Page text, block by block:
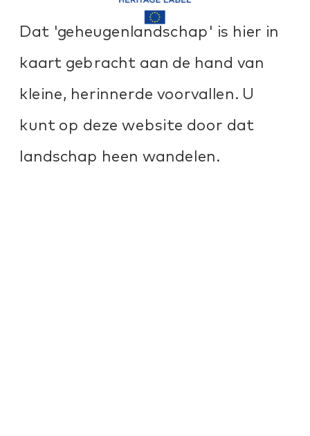
Dat 'geheugenlandschap' is hier in
kaart gebracht aan de hand van
kleine, herinnerde voorvallen. U
kunt op deze website door dat
landschap heen wandelen.